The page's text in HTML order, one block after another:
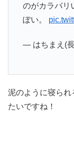
のがカラバリ
ぽい。
— はちまえ(
泥のように寝ら
たいですね！